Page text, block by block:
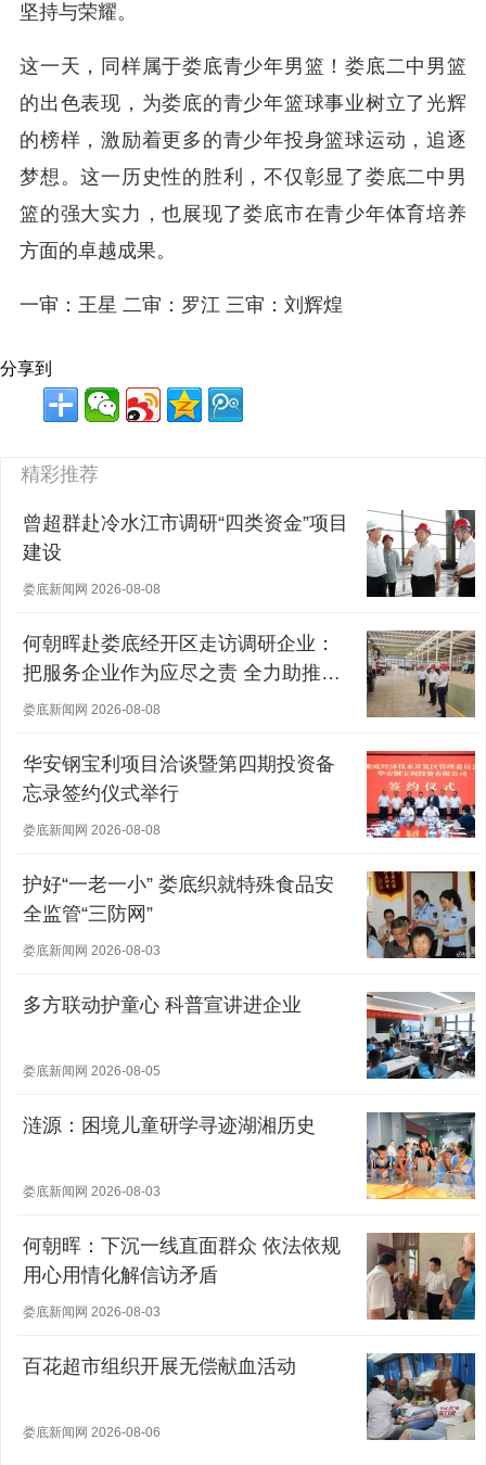
坚持与荣耀。
这一天，同样属于娄底青少年男篮！娄底二中男篮
的出色表现，为娄底的青少年篮球事业树立了光辉
的榜样，激励着更多的青少年投身篮球运动，追逐
梦想。这一历史性的胜利，不仅彰显了娄底二中男
篮的强大实力，也展现了娄底市在青少年体育培养
方面的卓越成果。
一审：王星 二审：罗江 三审：刘辉煌
分享到
精彩推荐
曾超群赴冷水江市调研“四类资金”项目
建设
娄底新闻网 2026-08-08
何朝晖赴娄底经开区走访调研企业：
把服务企业作为应尽之责 全力助推经
营主体稳健发展
娄底新闻网 2026-08-08
华安钢宝利项目洽谈暨第四期投资备
忘录签约仪式举行
娄底新闻网 2026-08-08
护好“一老一小” 娄底织就特殊食品安
全监管“三防网”
娄底新闻网 2026-08-03
多方联动护童心 科普宣讲进企业
娄底新闻网 2026-08-05
涟源：困境儿童研学寻迹湖湘历史
娄底新闻网 2026-08-03
何朝晖：下沉一线直面群众 依法依规
用心用情化解信访矛盾
娄底新闻网 2026-08-03
百花超市组织开展无偿献血活动
娄底新闻网 2026-08-06